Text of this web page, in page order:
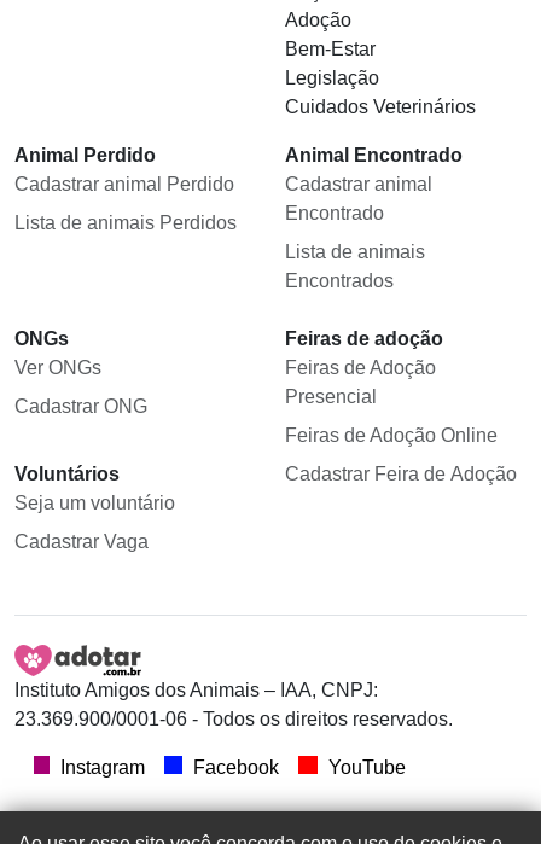
Adoção
Bem-Estar
Legislação
Cuidados Veterinários
Animal Perdido
Cadastrar animal Perdido
Lista de animais Perdidos
Animal Encontrado
Cadastrar animal
Encontrado
Lista de animais
Encontrados
ONGs
Ver ONGs
Cadastrar ONG
Voluntários
Seja um voluntário
Cadastrar Vaga
Feiras de adoção
Feiras de Adoção
Presencial
Feiras de Adoção Online
Cadastrar Feira de Adoção
Instituto Amigos dos Animais – IAA, CNPJ:
23.369.900/0001-06 - Todos os direitos reservados.
Instagram Facebook YouTube